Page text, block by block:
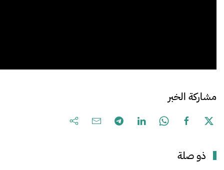
مشاركة الخبر
ذو صلة